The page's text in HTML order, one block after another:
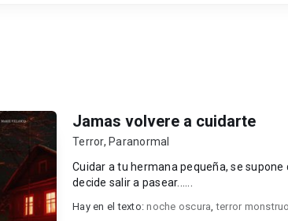
Jamas volvere a cuidarte
Terror, Paranormal
Cuidar a tu hermana pequeña, se
decide salir a pasear......
Hay en el texto:noche oscura,terror